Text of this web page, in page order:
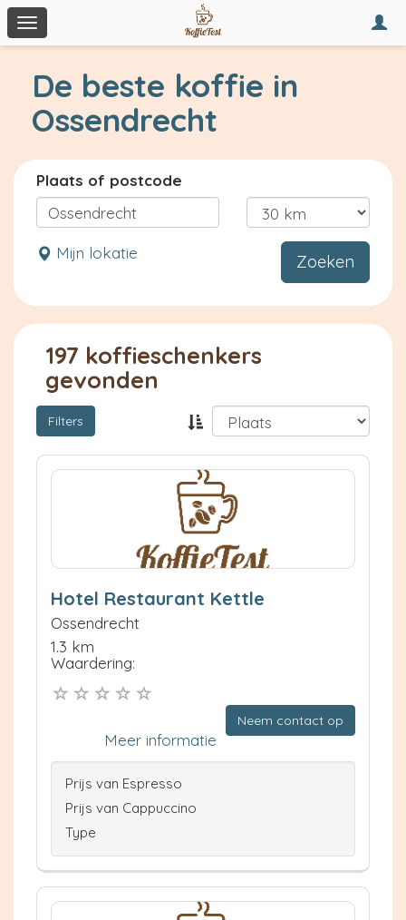
Toggle
navigation
De beste koffie in
Ossendrecht
Plaats of postcode
Mijn lokatie Zoeken
197 koffieschenkers
gevonden
Filters
Hotel Restaurant Kettle
Ossendrecht
1.3 km
Waardering:
Neem contact op
Meer informatie
Prijs van Espresso
Prijs van Cappuccino
Type